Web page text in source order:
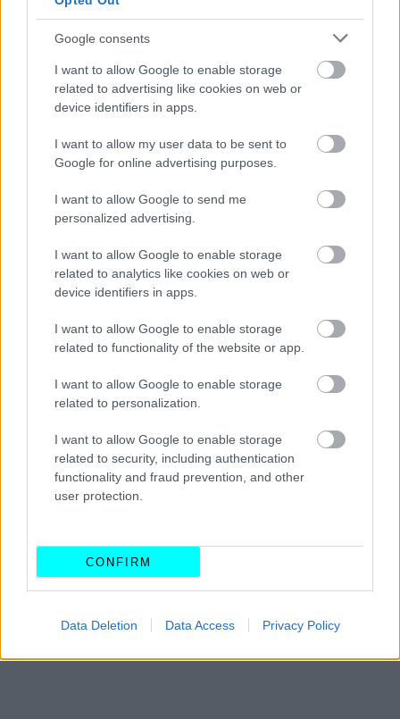
Google consents
I want to allow Google to enable storage
related to advertising like cookies on web or
device identifiers in apps.
I want to allow my user data to be sent to
Google for online advertising purposes.
I want to allow Google to send me
personalized advertising.
I want to allow Google to enable storage
related to analytics like cookies on web or
device identifiers in apps.
I want to allow Google to enable storage
related to functionality of the website or app.
I want to allow Google to enable storage
related to personalization.
I want to allow Google to enable storage
related to security, including authentication
functionality and fraud prevention, and other
user protection.
CONFIRM
Data Deletion Data Access Privacy Policy
Στη δεύτερη προσπάθεια όλων ο Lando Norris δεν
κατάφερε να βάλει πίεση στον teammate του αφού δεν
άλλο το χρόνο του και πανηγύρισε την πρώτη pole